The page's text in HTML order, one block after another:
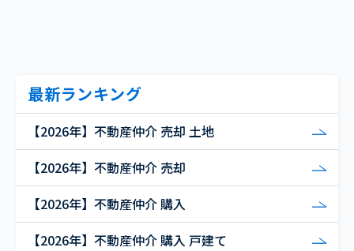
最新ランキング
【2026年】不動産仲介 売却 土地
【2026年】不動産仲介 売却
【2026年】不動産仲介 購入
【2026年】不動産仲介 購入 戸建て